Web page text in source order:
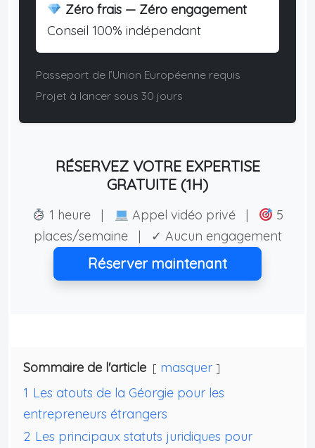
Zéro frais — Zéro engagement
Conseil 100% indépendant
Passeport de l’Union Européenne requis
Projet à lancer sous 30 jours
RÉSERVEZ VOTRE EXPERTISE
GRATUITE (1H)
1 heure | Appel vidéo privé |
5
places/semaine | ✓ Aucun engagement
Réserver maintenant
Sommaire de l'article
masquer
1 Les atouts de la Géorgie pour les
entrepreneurs étrangers
2 Les principaux statuts juridiques pour